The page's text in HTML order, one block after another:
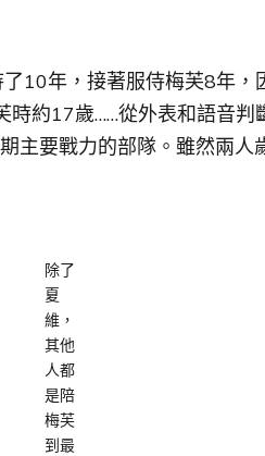
10年，接著服侍梅芙8年，
約17歲……從外表和語音判
主要戰力的部隊。雖然兩人
除了
夏
維，
其他
人都
是陪
梅芙
到最